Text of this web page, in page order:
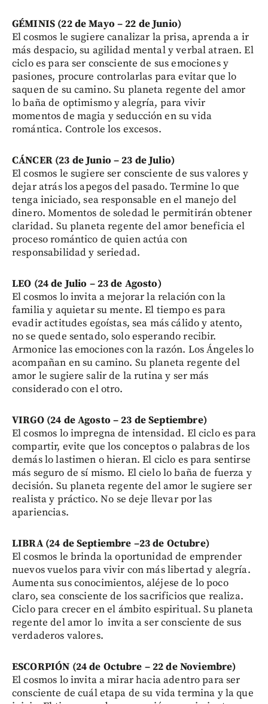
GÉMINIS (22 de Mayo – 22 de Junio)
El cosmos le sugiere canalizar la prisa, aprenda a ir
más despacio, su agilidad mental y verbal atraen. El
ciclo es para ser consciente de sus emociones y
pasiones, procure controlarlas para evitar que lo
saquen de su camino. Su planeta regente del amor
lo baña de optimismo y alegría, para vivir
momentos de magia y seducción en su vida
romántica. Controle los excesos.
CÁNCER (23 de Junio – 23 de Julio)
El cosmos le sugiere ser consciente de sus valores y
dejar atrás los apegos del pasado. Termine lo que
tenga iniciado, sea responsable en el manejo del
dinero. Momentos de soledad le permitirán obtener
claridad. Su planeta regente del amor beneficia el
proceso romántico de quien actúa con
responsabilidad y seriedad.
LEO (24 de Julio – 23 de Agosto)
El cosmos lo invita a mejorar la relación con la
familia y aquietar su mente. El tiempo es para
evadir actitudes egoístas, sea más cálido y atento,
no se quede sentado, solo esperando recibir.
Armonice las emociones con la razón. Los Ángeles lo
acompañan en su camino. Su planeta regente del
amor le sugiere salir de la rutina y ser más
considerado con el otro.
VIRGO (24 de Agosto – 23 de Septiembre)
El cosmos lo impregna de intensidad. El ciclo es para
compartir, evite que los conceptos o palabras de los
demás lo lastimen o hieran. El ciclo es para sentirse
más seguro de sí mismo. El cielo lo baña de fuerza y
decisión. Su planeta regente del amor le sugiere ser
realista y práctico. No se deje llevar por las
apariencias.
LIBRA (24 de Septiembre –23 de Octubre)
El cosmos le brinda la oportunidad de emprender
nuevos vuelos para vivir con más libertad y alegría.
Aumenta sus conocimientos, aléjese de lo poco
claro, sea consciente de los sacrificios que realiza.
Ciclo para crecer en el ámbito espiritual. Su planeta
regente del amor lo invita a ser consciente de sus
verdaderos valores.
ESCORPIÓN (24 de Octubre – 22 de Noviembre)
El cosmos lo invita a mirar hacia adentro para ser
consciente de cuál etapa de su vida termina y la que